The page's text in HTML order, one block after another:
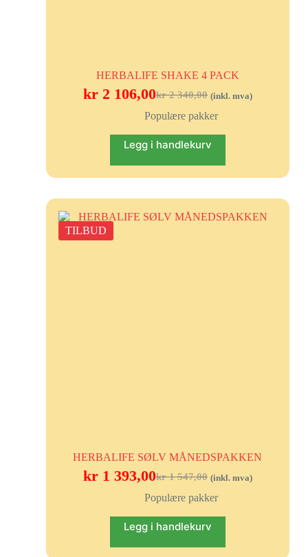
HERBALIFE SHAKE 4 PACK
kr2 340,00
kr2 106,00 (inkl. mva)
Populære pakker
Legg i handlekurv
TILBUD
HERBALIFE SØLV MÅNEDSPAKKEN
kr1 547,00
kr1 393,00 (inkl. mva)
Populære pakker
Legg i handlekurv